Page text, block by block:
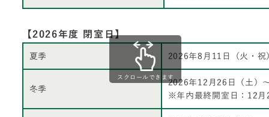
【2026年度 閉室日】
夏季 2026年8月11日（火・
冬季
2026年12月26日（土）
※年内最終開室日：12月
スクロールできます